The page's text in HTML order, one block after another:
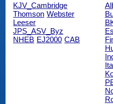
KJV_Cambridge
Thomson Webster
Leeser
JPS_ASV_Byz
NHEB EJ2000 CAB